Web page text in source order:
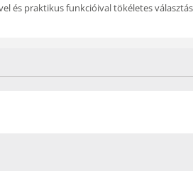
és praktikus funkcióival tökéletes